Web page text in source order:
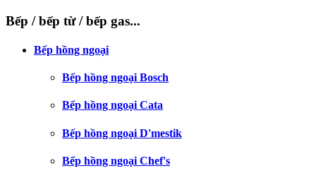
Bếp / bếp từ / bếp gas...
Bếp hồng ngoại
Bếp hồng ngoại Bosch
Bếp hồng ngoại Cata
Bếp hồng ngoại D'mestik
Bếp hồng ngoại Chef's